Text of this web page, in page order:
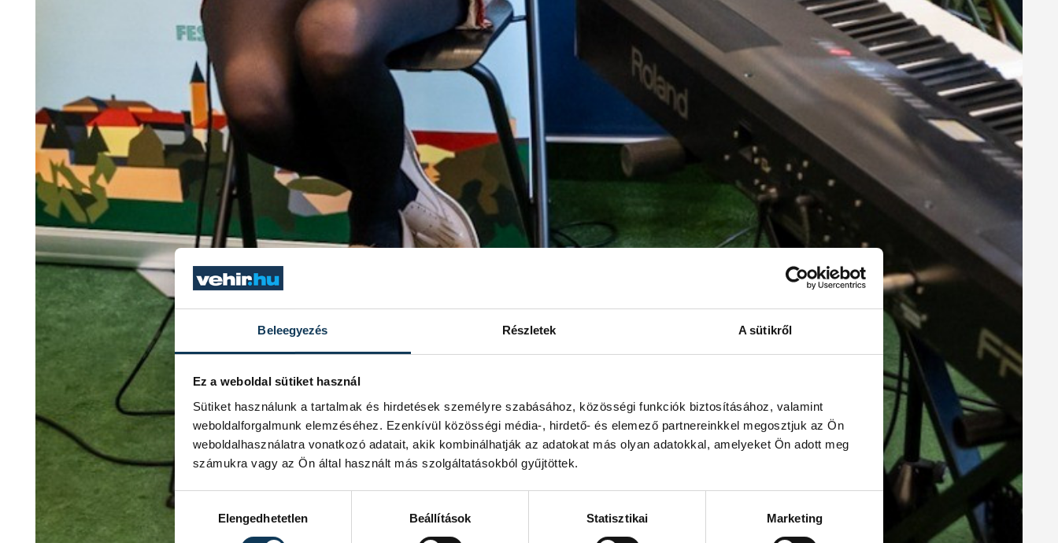
Beleegyezés Részletek A sütikről
Ez a weboldal sütiket használ
Sütiket használunk a tartalmak és hirdetések személyre szabásához, közösségi funkciók biztosításához, valamint
weboldalforgalmunk elemzéséhez. Ezenkívül közösségi média-, hirdető- és elemező partnereinkkel megosztjuk az Ön
weboldalhasználatra vonatkozó adatait, akik kombinálhatják az adatokat más olyan adatokkal, amelyeket Ön adott meg
számukra vagy az Ön által használt más szolgáltatásokból gyűjtöttek.
Hozzájárulás kiválasztása
Elengedhetetlen
Beállítások Statisztikai Marketing